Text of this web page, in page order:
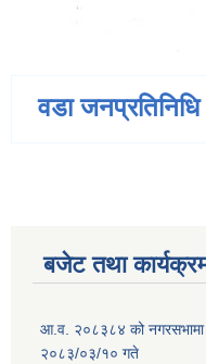
वडा जनप्रतिनिधि
बजेट तथा
आ.व. २०८३८४ को नगरसभामा
२०८३/०३/१० गते